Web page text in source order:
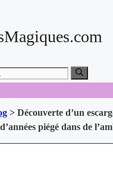
> Découverte d’un
d’années piégé dans de